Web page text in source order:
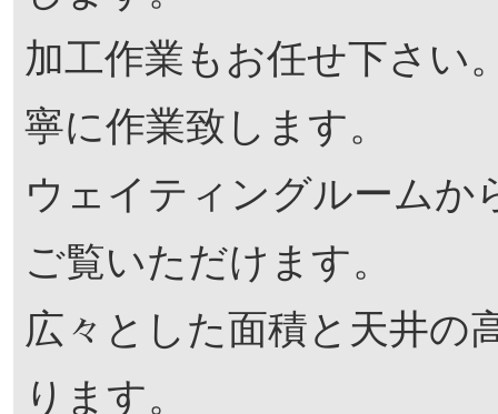
加工作業もお任せ下さい
寧に作業致します。
ウェイティングルームか
ご覧いただけます。
広々とした面積と天井の
ります。